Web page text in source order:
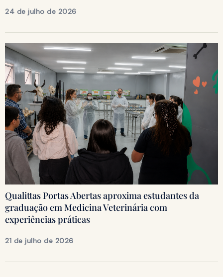
24 de julho de 2026
Qualittas Portas Abertas aproxima estudantes da
graduação em Medicina Veterinária com
experiências práticas
21 de julho de 2026